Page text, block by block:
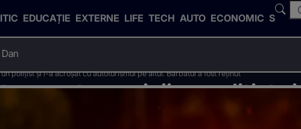
EDUCAȚIE EXTERNE LIFE TECH AUTO ECONOMIC SPORT
poliţist şi l-a acroşat cu autoturismul pe altul. Bărbatul a fost reținut
cu roata maşinii un poliţist şi
altul. Bărbatul a fost reținut